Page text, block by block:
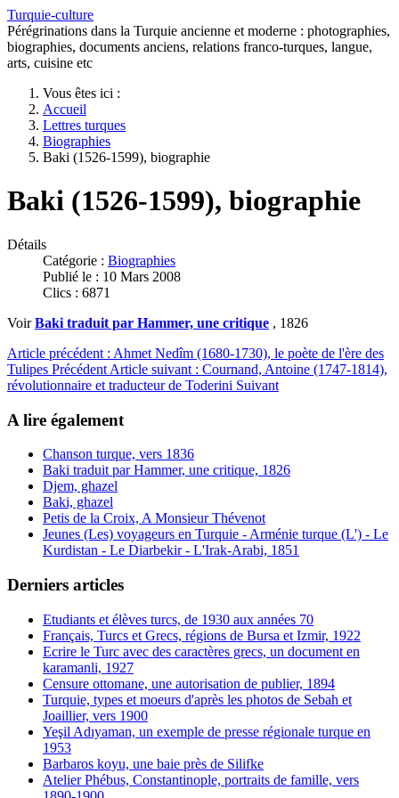
Turquie-culture
Pérégrinations dans la Turquie ancienne et moderne : photographies,
biographies, documents anciens, relations franco-turques, langue,
arts, cuisine etc
Vous êtes ici :
Accueil
Lettres turques
Biographies
Baki (1526-1599), biographie
Baki (1526-1599), biographie
Détails
Catégorie : Biographies
Publié le : 10 Mars 2008
Clics : 6871
VoirBaki traduit par Hammer, une critique , 1826
Article précédent : Ahmet Nedîm (1680-1730), le poète de l'ère des
Tulipes Précédent Article suivant : Cournand, Antoine (1747-1814),
révolutionnaire et traducteur de Toderini Suivant
A lire également
Chanson turque, vers 1836
Baki traduit par Hammer, une critique, 1826
Djem, ghazel
Baki, ghazel
Petis de la Croix, A Monsieur Thévenot
Jeunes (Les) voyageurs en Turquie - Arménie turque (L') - Le
Kurdistan - Le Diarbekir - L'Irak-Arabi, 1851
Derniers articles
Etudiants et élèves turcs, de 1930 aux années 70
Français, Turcs et Grecs, régions de Bursa et Izmir, 1922
Ecrire le Turc avec des caractères grecs, un document en
karamanli, 1927
Censure ottomane, une autorisation de publier, 1894
Turquie, types et moeurs d'après les photos de Sebah et
Joaillier, vers 1900
Yeşil Adıyaman, un exemple de presse régionale turque en
1953
Barbaros koyu, une baie près de Silifke
Atelier Phébus, Constantinople, portraits de famille, vers